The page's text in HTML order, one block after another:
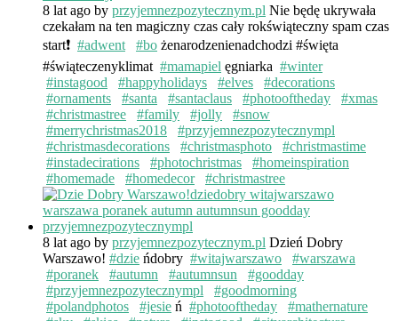
8 lat ago by przyjemnezpozytecznym.pl Nie będę ukrywała
czekałam na ten magiczny czas cały rokświąteczny spam czas
start❗️ #adwent #bo żenarodzenienadchodzi #święta
#świąteczenyklimat #mamapiel ęgniarka #winter
#instagood
#happyholidays #elves
#decorations
#ornaments
#santa #santaclaus #photooftheday
#xmas
#christmastree
#family #jolly
#snow
#merrychristmas2018
#przyjemnezpozytecznympl
#christmasdecorations
#christmasphoto
#christmastime
#instadecirations
#photochristmas
#homeinspiration
#homemade
#homedecor #christmastree
8 lat ago by przyjemnezpozytecznym.pl Dzień Dobry
Warszawo! #dzie ńdobry #witajwarszawo
#warszawa
#poranek
#autumn #autumnsun
#goodday
#przyjemnezpozytecznympl
#goodmorning
#polandphotos
#jesie ń #photooftheday
#mathernature